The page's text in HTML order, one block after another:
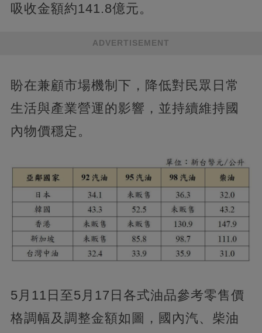
吸收金額約141.8億元。
ADVERTISEMENT
盼在兼顧市場機制下，降低對民眾日常
生活與產業營運的影響，並持續維持國
內物價穩定。
5月11日至5月17日各式油品參考零售價
格調幅及調整金額如圖，國內汽、柴油